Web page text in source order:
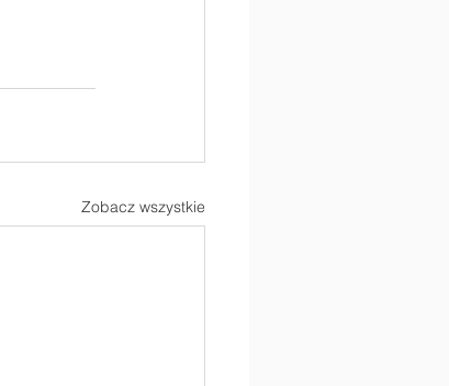
Zobacz wszystkie